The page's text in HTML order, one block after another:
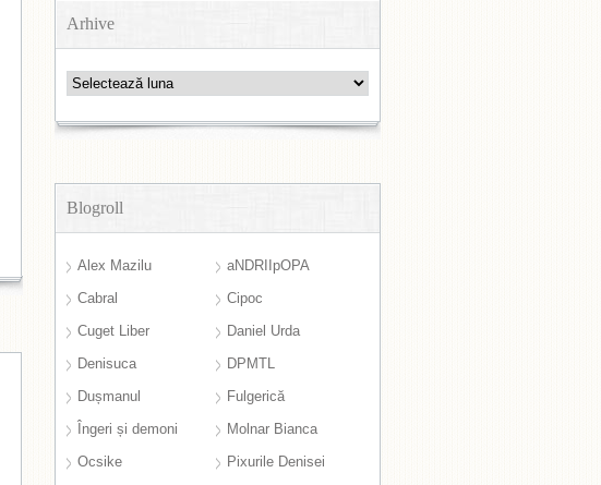
Arhive
Arhive
Blogroll
Alex Mazilu
aNDRIIpOPA
Cabral
Cipoc
Cuget Liber
Daniel Urda
Denisuca
DPMTL
Dușmanul
Fulgerică
Îngeri și demoni
Molnar Bianca
Ocsike
Pixurile Denisei